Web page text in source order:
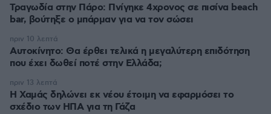
Τραγωδία στην Πάρο: Πνίγηκε 4χρονος σε πισίνα beach
bar, βούτηξε ο μπάρμαν για να τον σώσει
Αυτοκίνητο: Θα έρθει τελικά η μεγαλύτερη επιδότηση
που έχει δωθεί ποτέ στην Ελλάδα;
πριν 10 λεπτά
Η Χαμάς δηλώνει εκ νέου έτοιμη να εφαρμόσει το
σχέδιο των ΗΠΑ για τη Γάζα
πριν 13 λεπτά